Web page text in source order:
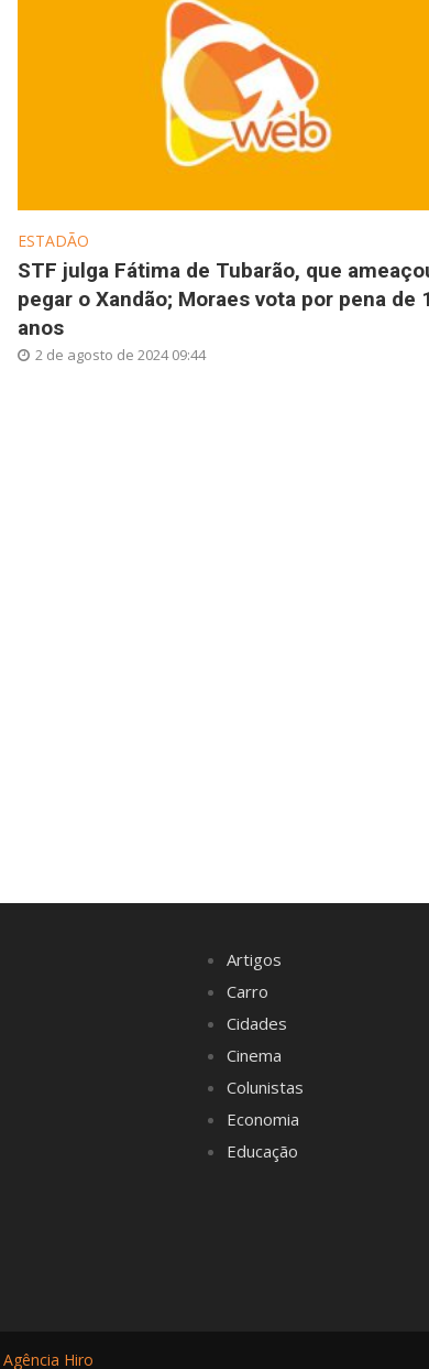
ESTADÃO
STF julga Fátima de Tubarão, que
pegar o Xandão; Moraes vota por pena de
anos
2 de agosto de 2024 09:44
Artigos
Carro
Cidades
Cinema
Colunistas
Economia
Educação
Agência Hiro